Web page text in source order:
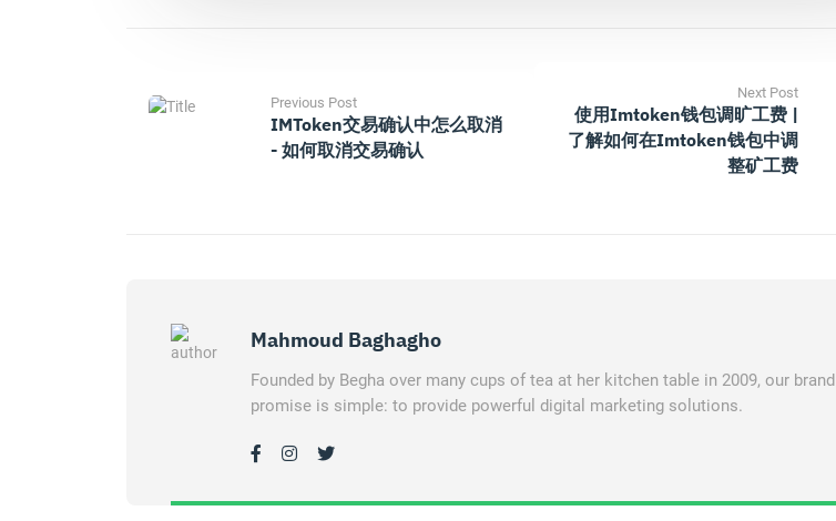
Previous Post
IMToken交易确认中怎么取消
- 如何取消交易确认
Next Post
使用imtoken钱包调旷工费 |
了解如何在imtoken钱包中调
整矿工费
Mahmoud Baghagho
Founded by Begha over many cups of tea at her kitchen table in 2009, our brand
promise is simple: to provide powerful digital marketing solutions.